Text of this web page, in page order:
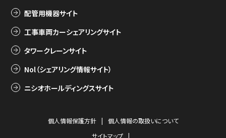
配管用機器サイト
工事車両カーシェアリングサイト
タワークレーンサイト
Nol（シェアリング情報サイト）
ニシオホールディングスサイト
個人情報保護方針
個人情報の取扱いについて
サイトマップ